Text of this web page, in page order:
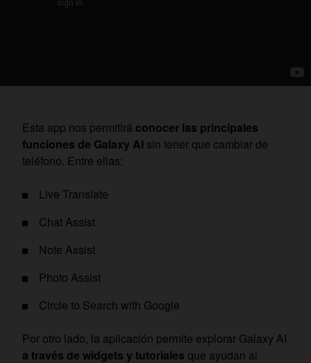
Esta app nos permitirá conocer las principales
funciones de Galaxy AI sin tener que cambiar de
teléfono. Entre ellas:
Live Translate
Chat Assist
Note Assist
Photo Assist
Circle to Search with Google
Por otro lado, la aplicación permite explorar Galaxy AI
a través de widgets y tutoriales que ayudan al